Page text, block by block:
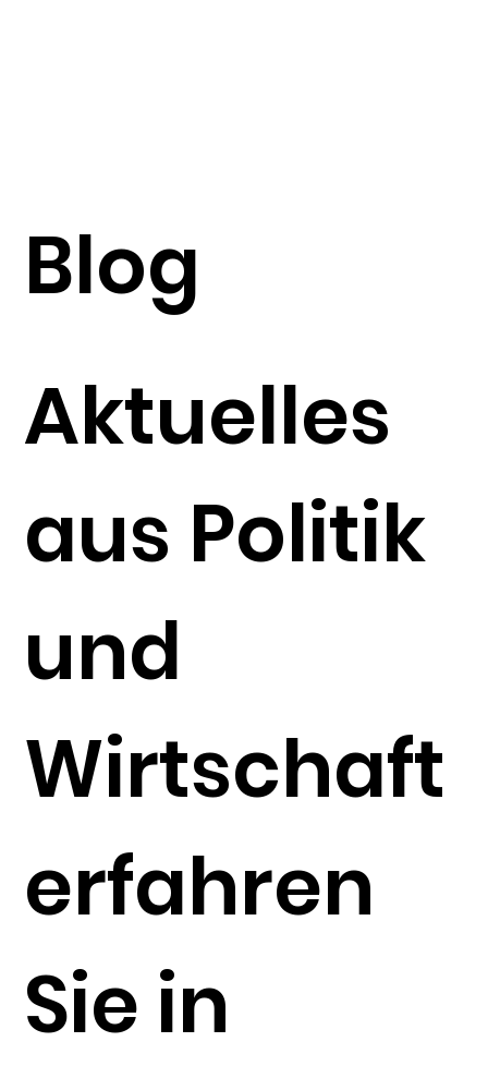
Blog
Aktuelles
aus Politik
und
Wirtschaft
erfahren
Sie in